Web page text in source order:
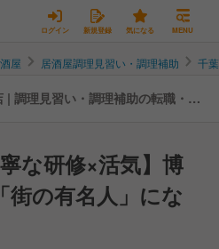
ログイン 新規登録 気になる MENU
屋 居酒屋調理見習い・調理補助 千
| 調理見習い・調理補助の転職・求
な研修×活気】博
街の有名人」にな